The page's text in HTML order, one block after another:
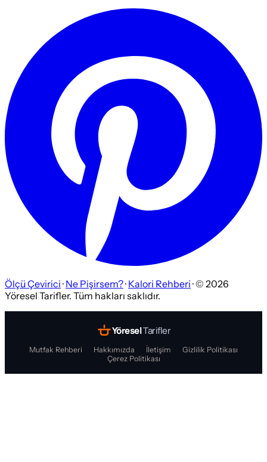
Ölçü Çevirici · Ne Pişirsem?· Kalori Rehberi · © 2026
Yöresel Tarifler. Tüm hakları saklıdır.
YöreselTarifler
Mutfak Rehberi Hakkımızda İletişim
Gizlilik Politikası
Çerez Politikası